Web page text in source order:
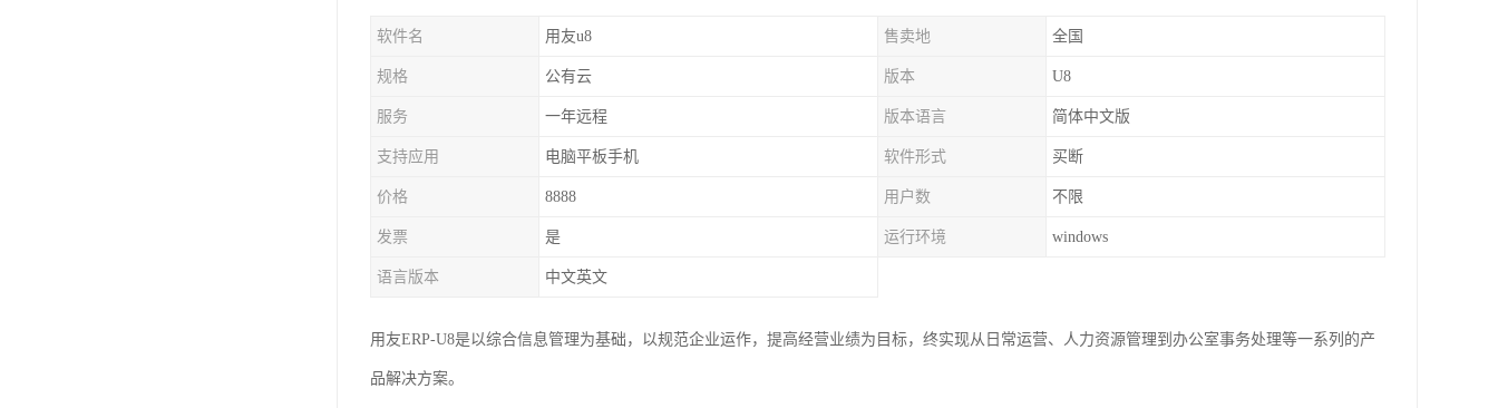
软件名 用友u8 售卖地 全国
规格 公有云 版本 U8
服务 一年远程 版本语言 简体中文版
支持应用 电脑平板手机 软件形式 买断
价格 8888 用户数 不限
发票 是 运行环境 windows
语言版本 中文英文
用友ERP-U8是以综合信息管理为基础，以规范企业运作，提高经营业绩为目标，终实现从日常运营、人力资源管理到办公室事务处理等一系列的产
品解决方案。